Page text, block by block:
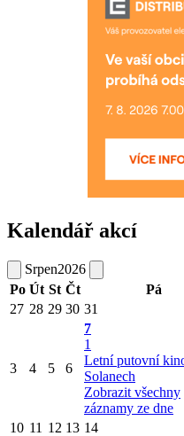
Kalendář akcí
Srpen2026
Po Út St Čt Pá
27 28 29 30 31
3 4 5 6
7
1
Letní putovní
Solanech
Zobrazit všechny
záznamy ze dne
10 11 12 13 14